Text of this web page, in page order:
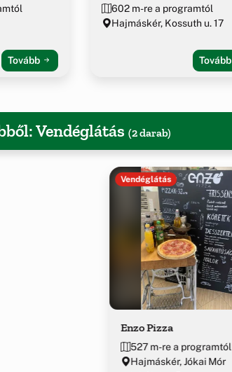
Tovább
602 m-re a programtól
Hajmáskér, Kossuth u. 17
Tovább
Vendéglátás (2 darab)
Vendéglátás
Enzo Pizza
527 m-re a programtól
Hajmáskér, Jókai Mór